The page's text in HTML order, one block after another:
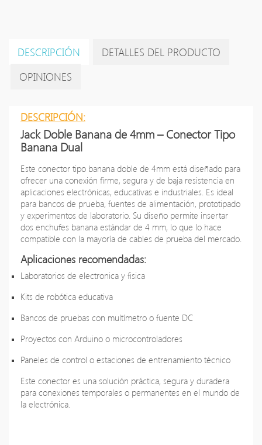
DESCRIPCIÓN
DETALLES DEL PRODUCTO
OPINIONES
DESCRIPCIÓN:
Jack Doble Banana de 4mm – Conector Tipo
Banana Dual
Este conector tipo banana doble de 4mm está diseñado para
ofrecer una conexión firme, segura y de baja resistencia en
aplicaciones electrónicas, educativas e industriales. Es ideal
para bancos de prueba, fuentes de alimentación, prototipado
y experimentos de laboratorio. Su diseño permite insertar
dos enchufes banana estándar de 4 mm, lo que lo hace
compatible con la mayoría de cables de prueba del mercado.
Aplicaciones recomendadas:
Laboratorios de electronica y fisica
Kits de robótica educativa
Bancos de pruebas con multímetro o fuente DC
Proyectos con Arduino o microcontroladores
Paneles de control o estaciones de entrenamiento técnico
Este conector es una solución práctica, segura y duradera
para conexiones temporales o permanentes en el mundo de
la electrónica.